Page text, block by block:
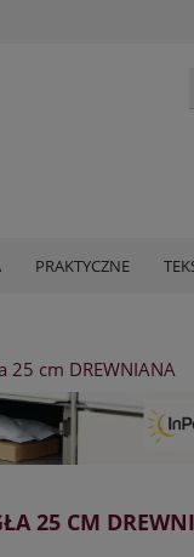
PRAKTYCZNE
25 cm DREWNIANA
25 CM